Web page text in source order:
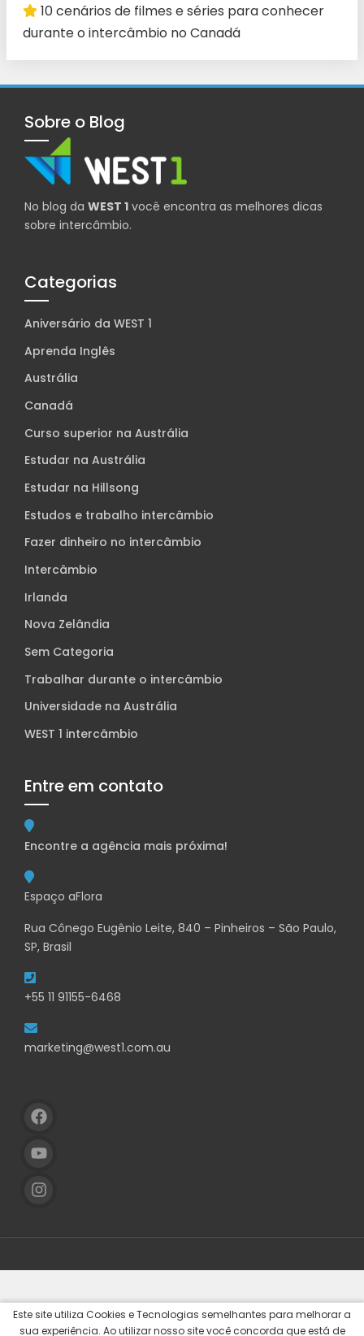
10 cenários de filmes e séries para conhecer
durante o intercâmbio no Canadá
Sobre o Blog
No blog da WEST 1 você encontra as melhores dicas
sobre intercâmbio.
Categorias
Aniversário da WEST 1
Aprenda Inglês
Austrália
Canadá
Curso superior na Austrália
Estudar na Austrália
Estudar na Hillsong
Estudos e trabalho intercâmbio
Fazer dinheiro no intercâmbio
Intercâmbio
Irlanda
Nova Zelândia
Sem Categoria
Trabalhar durante o intercâmbio
Universidade na Austrália
WEST 1 intercâmbio
Entre em contato
Encontre a agência mais próxima!
Espaço aFlora
Rua Cônego Eugênio Leite, 840 – Pinheiros – São Paulo,
SP, Brasil
+55 11 91155-6468
marketing@west1.com.au
Este site utiliza Cookies e Tecnologias semelhantes para melhorar a
sua experiência. Ao utilizar nosso site você concorda que está de